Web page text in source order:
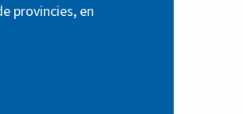
link
provincies, en